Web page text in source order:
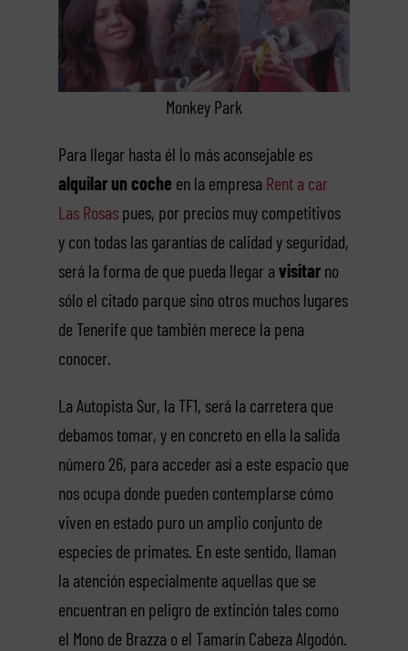
Monkey Park
Para llegar hasta él lo más aconsejable es
alquilar un coche en la empresa Rent a car
Las Rosaspues, por precios muy competitivos
y con todas las garantías de calidad y seguridad,
será la forma de que pueda llegar a visitarno
sólo el citado parque sino otros muchos lugares
de Tenerife que también merece la pena
conocer.
La Autopista Sur, la TF1, será la carretera que
debamos tomar, y en concreto en ella la salida
número 26, para acceder así a este espacio que
nos ocupa donde pueden contemplarse cómo
viven en estado puro un amplio conjunto de
especies de primates. En este sentido, llaman
la atención especialmente aquellas que se
encuentran en peligro de extinción tales como
el Mono de Brazza o el Tamarín Cabeza Algodón.